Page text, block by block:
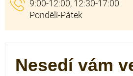
Nesedí vám